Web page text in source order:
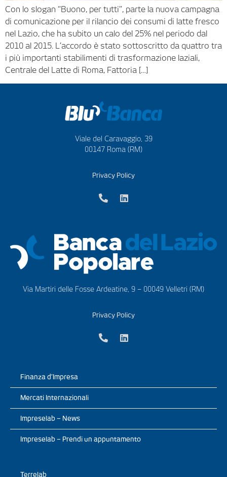
Con lo slogan “Buono, per tutti”, parte la nuova campagna
di comunicazione per il rilancio dei consumi di latte fresco
nel Lazio, che ha subito un calo del 25% nel periodo dal
2010 al 2015. L’accordo è stato sottoscritto da quattro tra
i più importanti stabilimenti di trasformazione laziali,
Centrale del Latte di Roma, Fattoria […]
Viale del Caravaggio, 39
00147 Roma (RM)
Privacy Policy
Via Martiri delle Fosse Ardeatine, 9 – 00049 Velletri (RM)
Privacy Policy
Finanza d’Impresa
Mercati Internazionali
Impreselab – News
Impreselab – Prendi un appuntamento
Terrelab